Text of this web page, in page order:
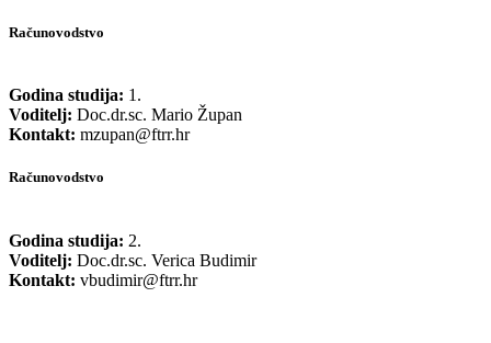
Računovodstvo
Godina studija: 1.
Voditelj: Doc.dr.sc. Mario Župan
Kontakt: mzupan@ftrr.hr
Računovodstvo
Godina studija: 2.
Voditelj: Doc.dr.sc. Verica Budimir
Kontakt: vbudimir@ftrr.hr